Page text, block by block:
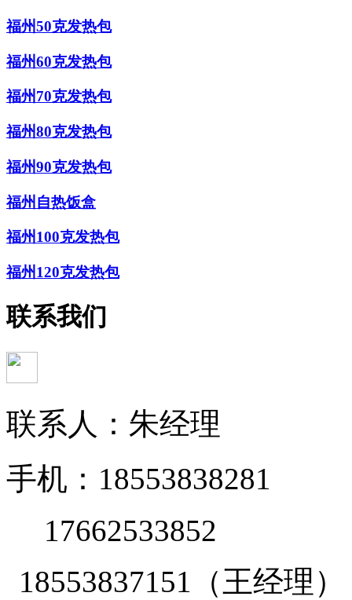
福州50克发热包
福州60克发热包
福州70克发热包
福州80克发热包
福州90克发热包
福州自热饭盒
福州100克发热包
福州120克发热包
联系我们
联系人：朱经理
手机：18553838281
17662533852
18553837151（王经理）